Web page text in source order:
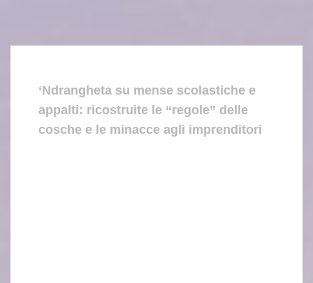
‘Ndrangheta su mense scolastiche e
appalti: ricostruite le “regole” delle
cosche e le minacce agli imprenditori